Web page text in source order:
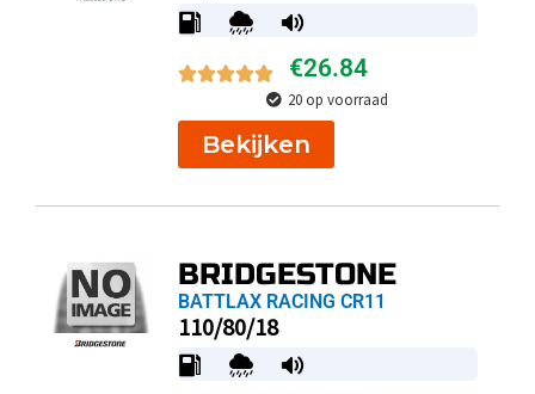
€26.84
20 op voorraad
Bekijken
BRIDGESTONE
BATTLAX RACING CR11
110/80/18